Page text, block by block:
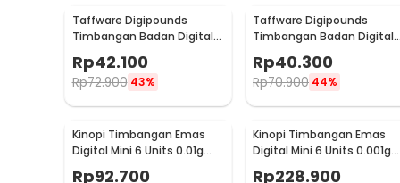
Taffware Digipounds
Timbangan Badan Digital
Scale Battery 0.05kg 180kg
- SC-12
Rp42.100
Rp72.900 43%
Taffware Digipounds
Timbangan Badan Digital
Scale Battery 0.05kg 180kg
- SC-15
Rp40.300
Rp70.900 44%
Kinopi Timbangan Emas
Digital Mini 6 Units 0.01g
200g - CX-129
Rp92.700
Kinopi Timbangan Emas
Digital Mini 6 Units 0.001g
50g - CT-33
Rp228.900